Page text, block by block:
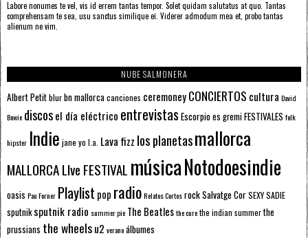
Labore nonumes te vel, vis id errem tantas tempor. Solet quidam salutatus at quo. Tantas
comprehensam te sea, usu sanctus similique ei. Viderer admodum mea et, probo tantas
alienum ne vim.
NUBE SALMONERA
Albert Petitblurbn mallorcacanciones ceremoneyCONCIERTOS cultura David
Bowie discosel día eléctrico entrevistas Escorpioes gremiFESTIVALES folk
hipster Indie jane yo l.a. Lava fizz los planetasmallorca
MALLORCA LIve FESTIVAL músicaNotodoesindie
oasis Pau Forner Playlist pop radioRelatos CortosrockSalvatge CorSEXY SADIE
sputnik sputnik radio summer pie The Beatlesthe curethe indian summerthe
prussians the wheelsu2 veranoálbumes